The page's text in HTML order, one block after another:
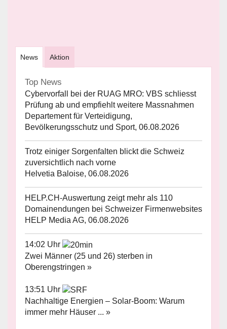
News Aktion
Top News
Cybervorfall bei der RUAG MRO: VBS schliesst
Prüfung ab und empfiehlt weitere Massnahmen
Departement für Verteidigung,
Bevölkerungsschutz und Sport, 06.08.2026
Trotz einiger Sorgenfalten blickt die Schweiz
zuversichtlich nach vorne
Helvetia Baloise, 06.08.2026
HELP.CH-Auswertung zeigt mehr als 110
Domainendungen bei Schweizer Firmenwebsites
HELP Media AG, 06.08.2026
14:02 Uhr
Zwei Männer (25 und 26) sterben in
Oberengstringen »
13:51 Uhr
Nachhaltige Energien – Solar-Boom: Warum
immer mehr Häuser ... »